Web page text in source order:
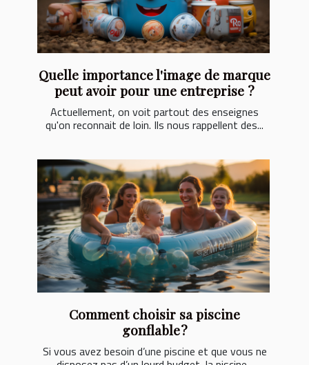
Quelle importance l'image de marque
peut avoir pour une entreprise ?
Actuellement, on voit partout des enseignes
qu'on reconnait de loin. Ils nous rappellent des...
Comment choisir sa piscine
gonflable ?
Si vous avez besoin d’une piscine et que vous ne